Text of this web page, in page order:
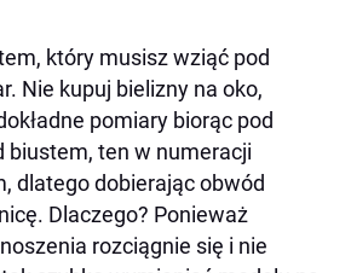
który musisz wziąć pod
Nie kupuj bielizny na oko,
pomiary biorąc pod
biustem, ten w numeracji
dlatego dobierając obwód
Dlaczego? Ponieważ
rozciągnie się i nie